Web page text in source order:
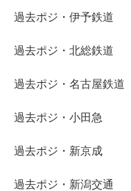
過去ポジ・伊予鉄道
過去ポジ・北総鉄道
過去ポジ・名古屋鉄道
過去ポジ・小田急
過去ポジ・新京成
過去ポジ・新潟交通